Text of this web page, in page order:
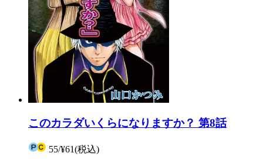
このカラダいくらになりますか？ 第8話
55/¥61(税込)